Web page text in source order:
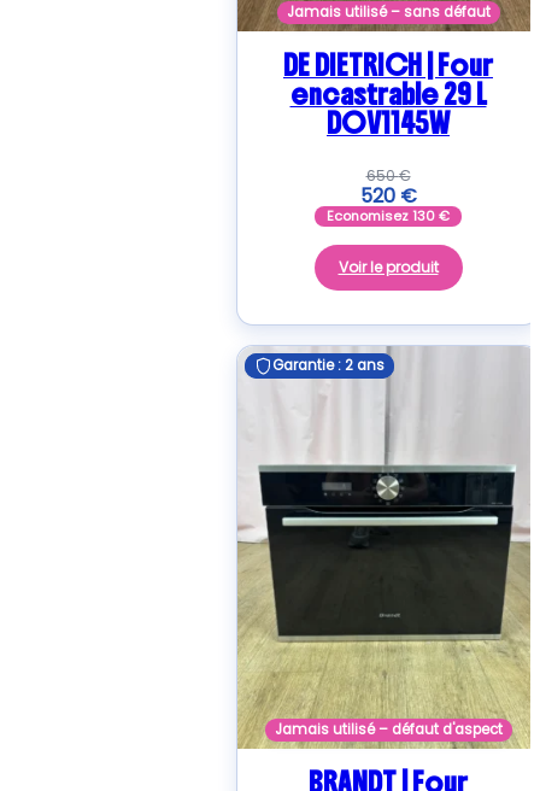
Jamais utilisé – sans défaut
DE DIETRICH | Four
encastrable 29 L
DOV1145W
650€
520 €
Economisez130€
Voir le produit
Garantie : 2 ans
Jamais utilisé – défaut d'aspect
Garantie : 2 ans
BRANDT | Four